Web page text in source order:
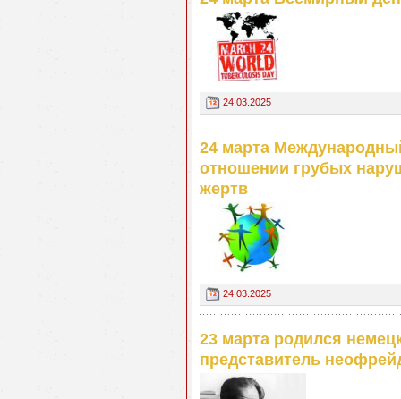
24.03.2025
24 марта
отношении грубых
жертв
24.03.2025
23 марта родился
представитель